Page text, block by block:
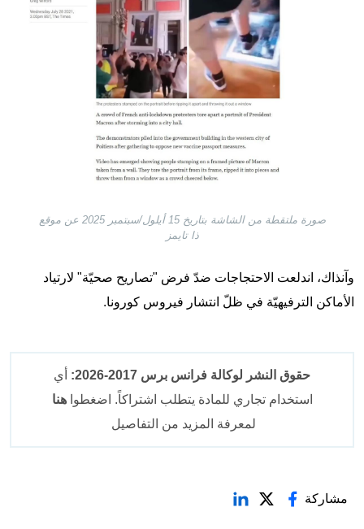
صورة ملتقطة من الشاشة بتاريخ 15 أيلول/سبتمبر 2025 عن موقع
ذا تايمز
وآنذاك، اندلعت الاحتجاجات ضدّ فرض "تصاريح صحيّة" لارتياد
الأماكن الترفيهيّة في ظلّ انتشار فيروس كورونا.
حقوق النشر لوكالة فرانس برس 2017-2026:
أي
استخدام تجاري للمادة يتطلب اشتراكاً. اضغطواهنا
لمعرفة المزيد من التفاصيل
مشاركة